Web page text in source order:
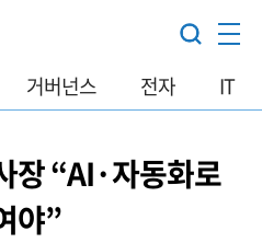
거버넌스 전자 IT
장 “AI·자동화로
야”